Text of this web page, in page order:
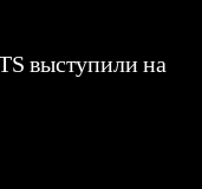
выступили на